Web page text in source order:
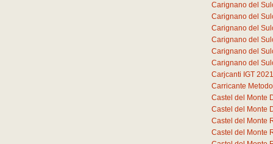
Carignano del
Carignano del
Carignano del
Carignano del
Carignano del
Carignano del
Carjcanti IGT 2021
Carricante
Castel del Monte
Castel del Monte
Castel del Monte
Castel del Monte